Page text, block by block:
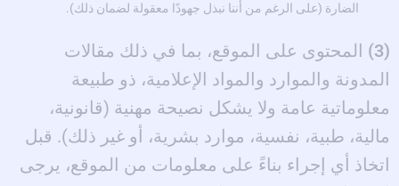
الضارة (على الرغم من أننا نبذل جهودًا معقولة لضمان ذلك).
(3)
المحتوى على الموقع، بما في ذلك مقالات
المدونة والموارد والمواد الإعلامية، ذو طبيعة
معلوماتية عامة ولا يشكل نصيحة مهنية (قانونية،
مالية، طبية، نفسية، موارد بشرية، أو غير ذلك). قبل
اتخاذ أي إجراء بناءً على معلومات من الموقع، يرجى